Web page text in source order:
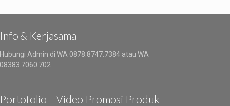
Info & Kerjasama
Hubungi Admin di WA 0878.8747.7384 atau WA
08383.7060.702
Portofolio – Video Promosi Produk